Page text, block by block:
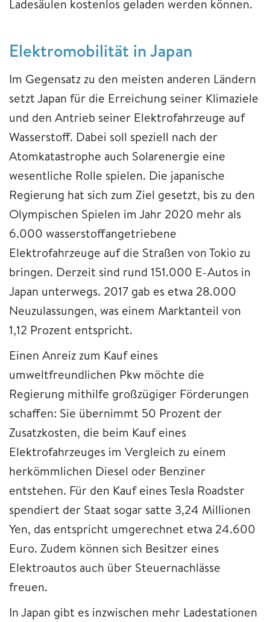
Ladesäulen kostenlos geladen werden können.
Elektromobilität in Japan
Im Gegensatz zu den meisten anderen Ländern
setzt Japan für die Erreichung seiner Klimaziele
und den Antrieb seiner Elektrofahrzeuge auf
Wasserstoff. Dabei soll speziell nach der
Atomkatastrophe auch Solarenergie eine
wesentliche Rolle spielen. Die japanische
Regierung hat sich zum Ziel gesetzt, bis zu den
Olympischen Spielen im Jahr 2020 mehr als
6.000 wasserstoffangetriebene
Elektrofahrzeuge auf die Straßen von Tokio zu
bringen. Derzeit sind rund 151.000 E-Autos in
Japan unterwegs. 2017 gab es etwa 28.000
Neuzulassungen, was einem Marktanteil von
1,12 Prozent entspricht.
Einen Anreiz zum Kauf eines
umweltfreundlichen Pkw möchte die
Regierung mithilfe großzügiger Förderungen
schaffen: Sie übernimmt 50 Prozent der
Zusatzkosten, die beim Kauf eines
Elektrofahrzeuges im Vergleich zu einem
herkömmlichen Diesel oder Benziner
entstehen. Für den Kauf eines Tesla Roadster
spendiert der Staat sogar satte 3,24 Millionen
Yen, das entspricht umgerechnet etwa 24.600
Euro. Zudem können sich Besitzer eines
Elektroautos auch über Steuernachlässe
freuen.
In Japan gibt es inzwischen mehr Ladestationen